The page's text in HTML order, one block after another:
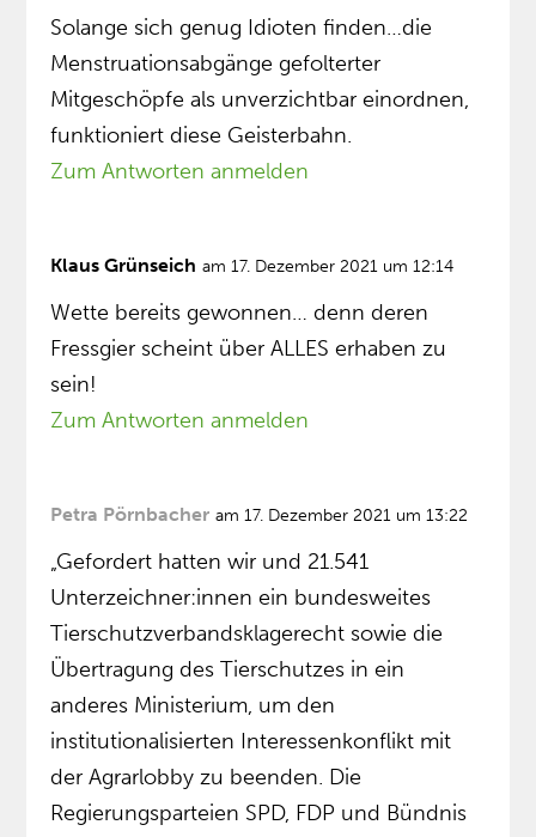
Solange sich genug Idioten finden…die
Menstruationsabgänge gefolterter
Mitgeschöpfe als unverzichtbar einordnen,
funktioniert diese Geisterbahn.
Zum Antworten anmelden
Klaus Grünseich am 17. Dezember 2021 um 12:14
Wette bereits gewonnen… denn deren
Fressgier scheint über ALLES erhaben zu
sein!
Zum Antworten anmelden
Petra Pörnbacher am 17. Dezember 2021 um 13:22
„Gefordert hatten wir und 21.541
Unterzeichner:innen ein bundesweites
Tierschutzverbandsklagerecht sowie die
Übertragung des Tierschutzes in ein
anderes Ministerium, um den
institutionalisierten Interessenkonflikt mit
der Agrarlobby zu beenden. Die
Regierungsparteien SPD, FDP und Bündnis